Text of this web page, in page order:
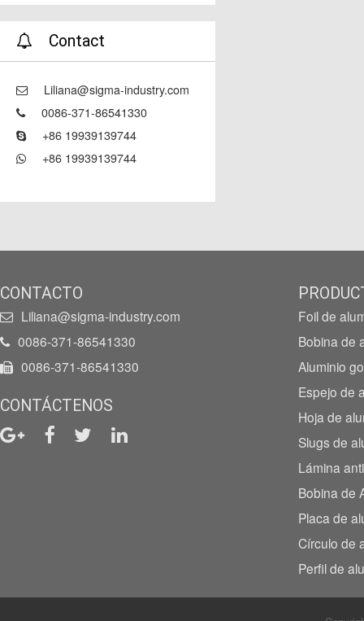
Contact
Liliana@sigma-industry.com
0086-371-86541330
+86 19939139744
+86 19939139744
CONTACTO
Liliana@sigma-industry.com
0086-371-86541330
0086-371-86541330
CONTÁCTENOS
Foil de
Bobina de
Aluminio
Espejo de
Hoja de
Slugs de
Lámina
Bobina de
Placa de
Círculo de
Perfil de